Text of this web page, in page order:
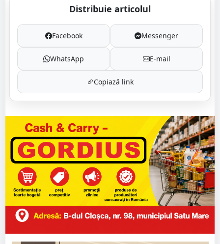
Distribuie articolul
Facebook Messenger
WhatsApp E-mail
Copiază link